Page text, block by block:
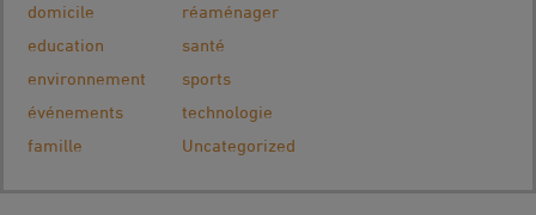
domicile
education
environnement
événements
famille
réaménager
santé
sports
technologie
Uncategorized